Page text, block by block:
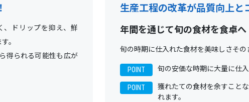
、ドリップを抑え、鮮
。
得られる可能性も広が
生産工程の改革が品質向上と
年間を通じて旬の食材を食卓へ
旬の時期に仕入れた食材を美味しさその
旬の安価な時期に大量に仕
獲れたての食材を余すこと
れます。